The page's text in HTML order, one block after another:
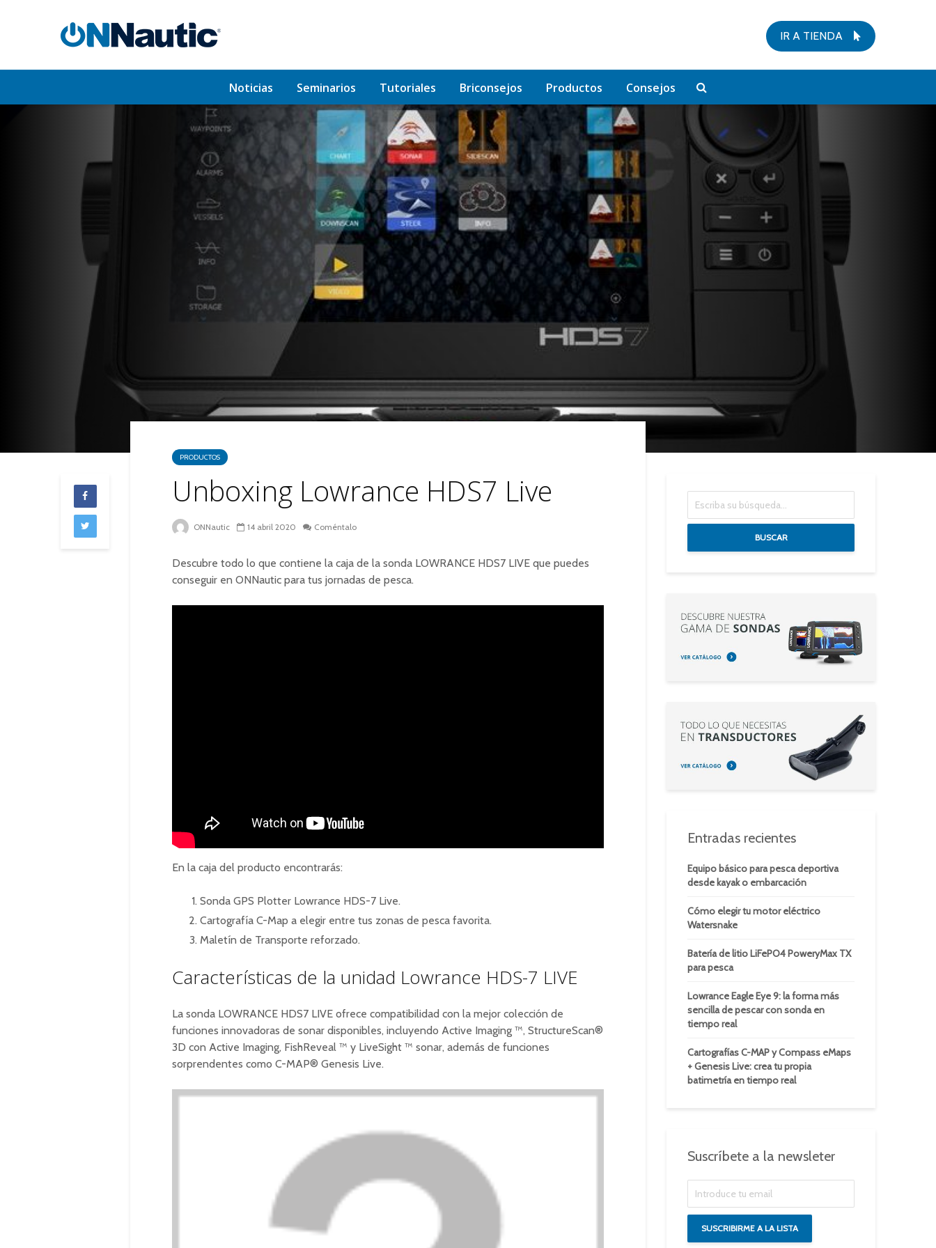
IR A TIENDA
Noticias Seminarios Tutoriales Briconsejos Productos Consejos
PRODUCTOS
Unboxing Lowrance HDS7 Live
ONNautic 14 abril 2020 Coméntalo
Descubre todo lo que contiene la caja de la sonda LOWRANCE HDS7 LIVE que puedes
conseguir en ONNautic para tus jornadas de pesca.
En la caja del producto encontrarás:
Sonda GPS Plotter Lowrance HDS-7 Live.
Cartografía C-Map a elegir entre tus zonas de pesca favorita.
Maletín de Transporte reforzado.
Características de la unidad Lowrance HDS-7 LIVE
La sonda LOWRANCE HDS7 LIVE ofrece compatibilidad con la mejor colección de
funciones innovadoras de sonar disponibles, incluyendo Active Imaging ™, StructureScan®
3D con Active Imaging, FishReveal ™ y LiveSight ™ sonar, además de funciones
sorprendentes como C-MAP® Genesis Live.
BUSCAR
Entradas recientes
Equipo básico para pesca deportiva
desde kayak o embarcación
Cómo elegir tu motor eléctrico
Watersnake
Batería de litio LiFePO4 PoweryMax TX
para pesca
Lowrance Eagle Eye 9: la forma más
sencilla de pescar con sonda en
tiempo real
Cartografías C-MAP y Compass eMaps
+ Genesis Live: crea tu propia
batimetría en tiempo real
Suscríbete a la newsleter